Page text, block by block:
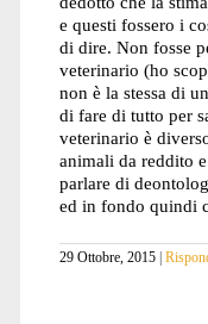
e questi fossero i
di dire. Non fosse
veterinario (ho
non è la stessa di
di fare di tutto per
veterinario è
animali da reddito
parlare di
ed in fondo quindi
29 Ottobre, 2015